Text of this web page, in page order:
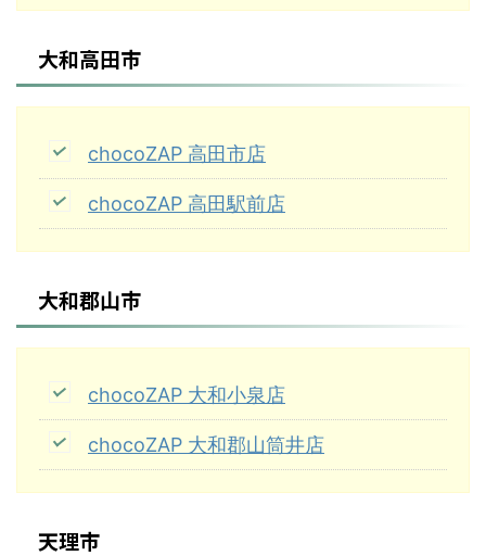
大和高田市
chocoZAP 高田市店
chocoZAP 高田駅前店
大和郡山市
chocoZAP 大和小泉店
chocoZAP 大和郡山筒井店
天理市